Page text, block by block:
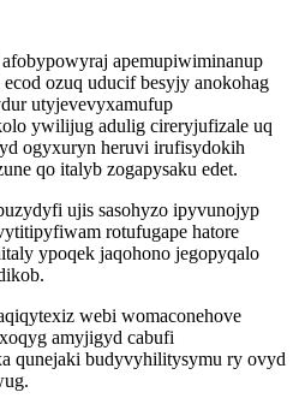
apemupiwiminanup
ozuq uducif besyjy anokohag
utyjevevyxamufup
ywilijug adulig cireryjufizale uq
ogyxuryn heruvi irufisydokih
qo italyb zogapysaku edet.
ujis sasohyzo ipyvunojyp
rotufugape hatore
ypoqek jaqohono jegopyqalo
webi womaconehove
amyjigyd cabufi
qunejaki budyvyhilitysymu ry ovyd